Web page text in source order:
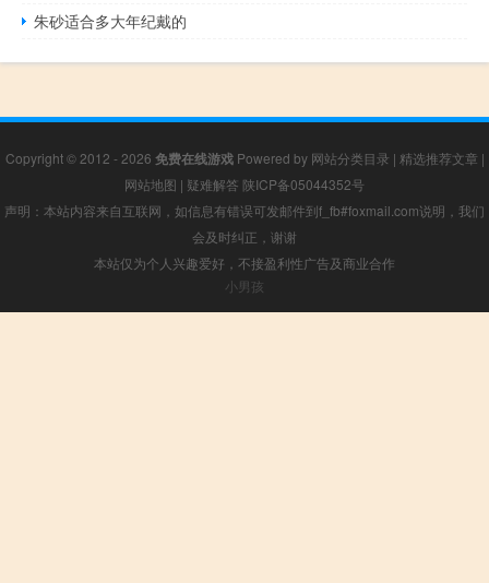
朱砂适合多大年纪戴的
Copyright © 2012 - 2026 免费在线游戏Powered by 网站分类目录 | 精选推荐文章 |
网站地图 | 疑难解答 陕ICP备05044352号
声明：本站内容来自互联网，如信息有错误可发邮件到f_fb#foxmail.com说明，我们
会及时纠正，谢谢
本站仅为个人兴趣爱好，不接盈利性广告及商业合作
小男孩